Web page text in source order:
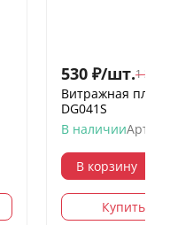
530 ₽/шт.1 315
Витражная
DG041S
В наличии
В корзину
Купить в